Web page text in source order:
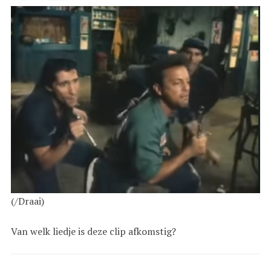
(/Draai)
Van welk liedje is deze clip afkomstig?